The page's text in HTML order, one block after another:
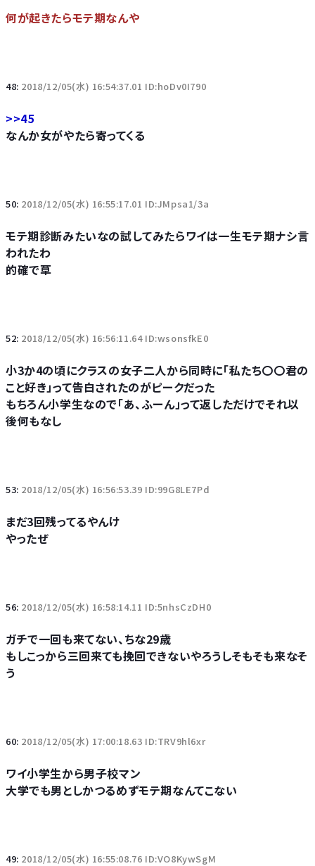
何が起きたらモテ期なんや
48: 2018/12/05(水) 16:54:37.01 ID:hoDv0I790
>>45
なんか女がやたら寄ってくる
50: 2018/12/05(水) 16:55:17.01 ID:JMpsa1/3a
モテ期診断みたいなの試してみたらワイは一生モテ期ナシ言
われたわ
的確で草
52: 2018/12/05(水) 16:56:11.64 ID:wsonsfkE0
小3か4の頃にクラスの女子二人から同時に「私たち〇〇君の
こと好き」って告白されたのがピークだった
もちろん小学生なので「あ、ふーん」って返しただけでそれ以
後何もなし
53: 2018/12/05(水) 16:56:53.39 ID:99G8LE7Pd
まだ3回残ってるやんけ
やったぜ
56: 2018/12/05(水) 16:58:14.11 ID:5nhsCzDH0
ガチで一回も来てない、ちな29歳
もしこっから三回来ても挽回できないやろうしそもそも来なそ
う
60: 2018/12/05(水) 17:00:18.63 ID:TRV9hl6xr
ワイ小学生から男子校マン
大学でも男としかつるめずモテ期なんてこない
49: 2018/12/05(水) 16:55:08.76 ID:VO8KywSgM